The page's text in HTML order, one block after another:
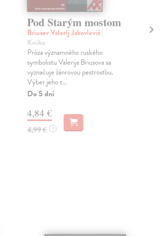
Pod Starým mostom
Briusov Valerij Jakovlevič|
Kniha
Próza významného ruského
symbolistu Valerija Briusova sa
vyznačuje žánrovou pestrosťou.
Výber jeho t...
Do 5 dní
4,84 €
4,99 € ?